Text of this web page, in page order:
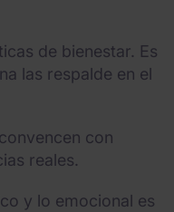
de bienestar. Es
las respalde en el
con
reales.
y lo emocional es